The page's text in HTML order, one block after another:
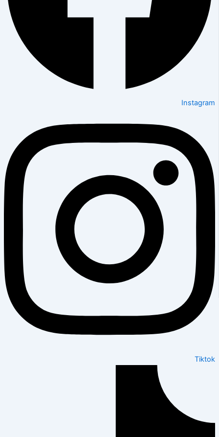
Instagram
Tiktok